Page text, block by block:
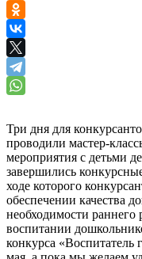
Три дня для
проводили мастер-
мероприятия с детьми
завершились
ходе которого
обеспечении качества
необходимости раннего
воспитании
конкурса «Воспитатель